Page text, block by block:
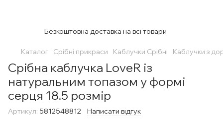
Безкоштовна доставка на всі товари
Каталог Срібні прикраси Каблучки Срібні Каблучки з
Срібна каблучка LoveR із
натуральним топазом у формі
серця 18.5 розмір
Артикул: 5812548812 Написати відгук